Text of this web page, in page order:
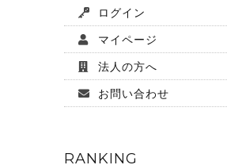
ログイン
マイページ
法人の方へ
お問い合わせ
RANKING